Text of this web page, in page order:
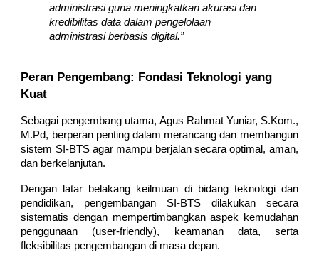
administrasi guna meningkatkan akurasi dan
kredibilitas data dalam pengelolaan
administrasi berbasis digital.”
Peran Pengembang: Fondasi Teknologi yang
Kuat
Sebagai pengembang utama, Agus Rahmat Yuniar, S.Kom.,
M.Pd, berperan penting dalam merancang dan membangun
sistem SI-BTS agar mampu berjalan secara optimal, aman,
dan berkelanjutan.
Dengan latar belakang keilmuan di bidang teknologi dan
pendidikan, pengembangan SI-BTS dilakukan secara
sistematis dengan mempertimbangkan aspek kemudahan
penggunaan (user-friendly), keamanan data, serta
fleksibilitas pengembangan di masa depan.